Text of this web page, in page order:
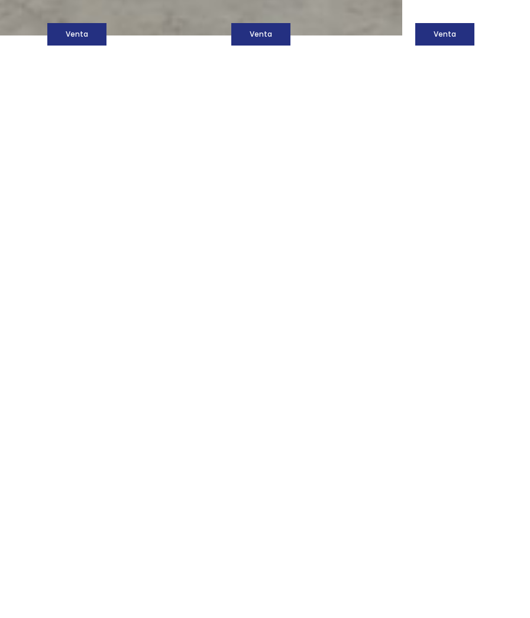
Venta Venta Venta